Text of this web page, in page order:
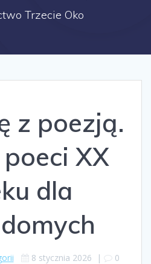
Trzecie Oko
z poezją.
XX
dla
8 stycznia 2026 | 0